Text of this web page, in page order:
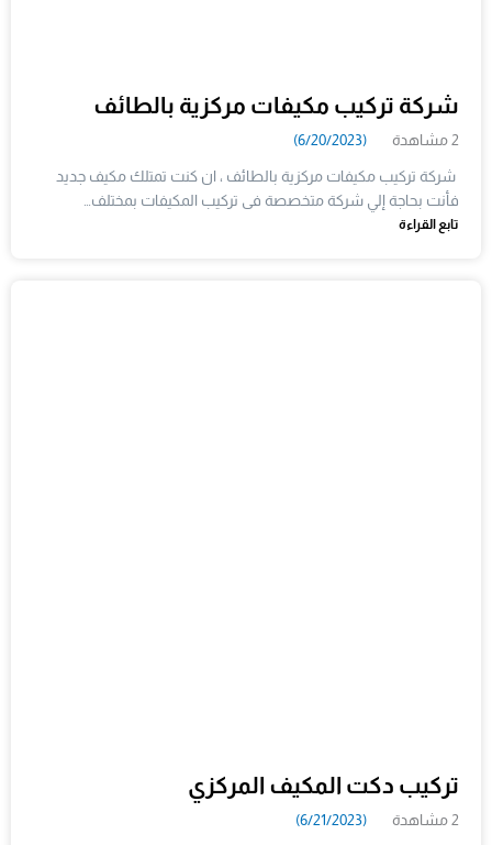
شركة تركيب مكيفات مركزية بالطائف
2 مشاهدة (6/20/2023)
شركة تركيب مكيفات مركزية بالطائف ، ان كنت تمتلك مكيف جديد
فأنت بحاجة إلي شركة متخصصة فى تركيب المكيفات بمختلف…
تابع القراءة
تركيب دكت المكيف المركزي
2 مشاهدة (6/21/2023)